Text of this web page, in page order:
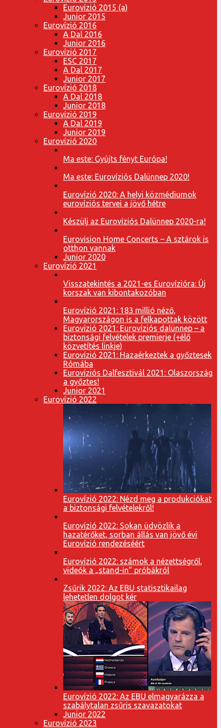
Eurovízió 2015 (a)
Junior 2015
Eurovízió 2016
A Dal 2016
Junior 2016
Eurovízió 2017
ESC 2017
A Dal 2017
Junior 2017
Eurovízió 2018
A Dal 2018
Junior 2018
Eurovízió 2019
A Dal 2019
Junior 2019
Eurovízió 2020
Ma este: Gyújts fényt Európa!
Ma este: Eurovíziós Dalünnep 2020!
Eurovízió 2020: A helyi közmédiumok
eurovíziós tervei a jövő hétre
Készülj az Eurovíziós Dalünnep 2020-ra!
Eurovision Home Concerts – A sztárok is
otthon vannak
Junior 2020
Eurovízió 2021
Visszatekintés a 2021-es Eurovízióra: Új
korszak van kibontakozóban
Eurovízió 2021: 183 millió néző,
Magyarországon is a felkapottak között
Eurovízió 2021: Eurovíziós dalünnep – a
biztonsági felvételek premierje (+élő
közvetítés linkje)
Eurovízió 2021: Hazaérkeztek a győztesek
Rómába
Eurovíziós Dalfesztivál 2021: Olaszország
a győztes!
Junior 2021
Eurovízió 2022
Eurovízió 2022: Nézd meg a produkciókat
a biztonsági felvételekről!
Eurovízió 2022: Sokan üdvözlik a
hazatérőket, sorban állás van jövő évi
Eurovízió rendezéséért
Eurovízió 2022: számok a nézettségről,
videók a „stand-in” próbákról
Zsűrik 2022: Az EBU statisztikailag
lehetetlen dolgot kér
Eurovízió 2022: Az EBU elmagyarázza a
szabálytalan zsűris szavazatokat
Junior 2022
Eurovízió 2023